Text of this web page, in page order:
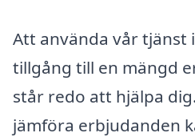
Att använda vår
tillgång till en mängd
står redo att hjälpa
jämföra erbjudanden